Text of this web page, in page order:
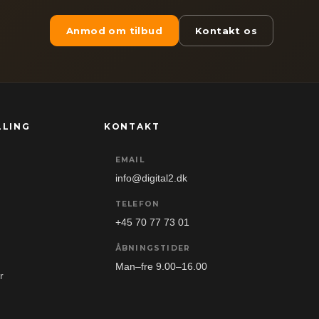
Anmod om tilbud Kontakt os
KONTAKT
EMAIL
info@digital2.dk
TELEFON
+45 70 77 73 01
ÅBNINGSTIDER
Man–fre 9.00–16.00